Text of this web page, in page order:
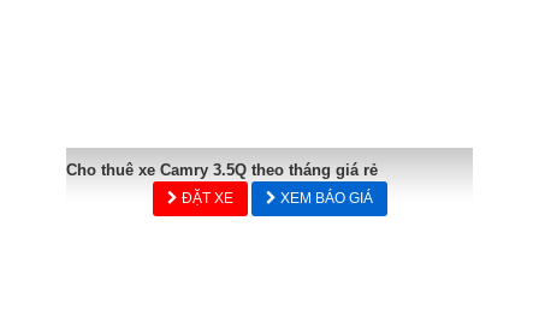
Cho thuê xe Camry 3.5Q theo tháng giá rẻ
ĐẶT XE XEM BÁO GIÁ